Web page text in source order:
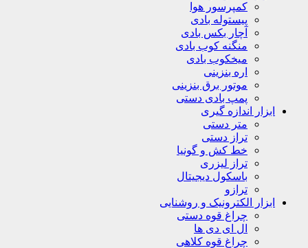
کمپرسور هوا
پیستوله بادی
آچار بکس بادی
منگنه کوب بادی
میخکوب بادی
اره بنزینی
موتور برق بنزینی
پمپ بادی دستی
ابزار اندازه گیری
متر دستی
تراز دستی
خط کش و گونیا
تراز لیزری
باسکول دیجیتال
ترازو
ابزار الکترونیک و روشنایی
چراغ قوه دستی
ال ای دی ها
چراغ قوه کلاهی